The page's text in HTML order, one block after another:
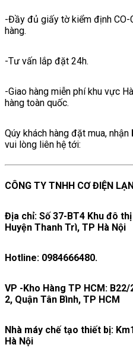
-Đầy đủ giấy tờ kiểm định CO-
hàng.
-Tư vấn lắp đặt 24h.
-Giao hàng miễn phí khu vực
hàng toàn quốc.
Qúy khách hàng đặt mua, nhận
vui lòng liên hệ tới:
CÔNG TY TNHH CƠ ĐIỆN
Địa chỉ: Số 37-BT4 Khu đô
Huyện Thanh Trì, TP Hà Nội
Hotline: 0984666480.
VP -Kho Hàng TP HCM:
2, Quận Tân Bình, TP HCM
Nhà máy chế tạo thiết bị:
Hà Nội